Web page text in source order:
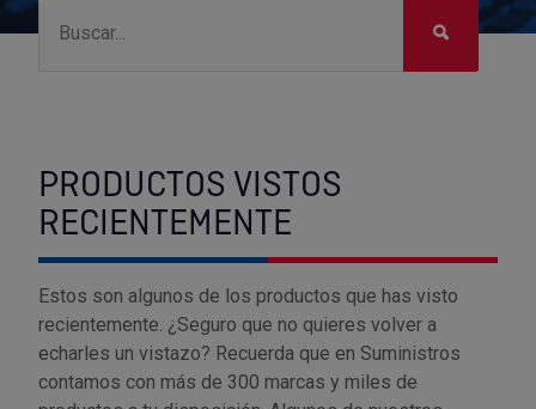
PRODUCTOS VISTOS
RECIENTEMENTE
Estos son algunos de los productos que has visto
recientemente. ¿Seguro que no quieres volver a
echarles un vistazo? Recuerda que en Suministros
contamos con más de 300 marcas y miles de